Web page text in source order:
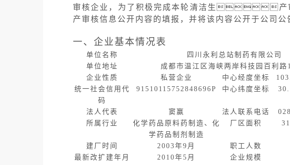
审核企业，为了积极完成本轮清洁生产审
产审核信息公开内容的填报，并将该内容公开于公司公
一、企业基本情况表
单位名称
四川永利总站制药有限公司
单位地址
成都市温江区海峡两岸科技园百利路
企业性质
私营企业 中心经度坐标
统一社会信用代
码
91510115752848696P 中心纬度坐标
法人代表 窦赢 法人联系电话
所属行业
化学药品原料药制造、化
学药品制剂制造
厂区面积
建厂时间 2003年9 月 职工人数
最新改扩建年月
2010年5 月 企业规模